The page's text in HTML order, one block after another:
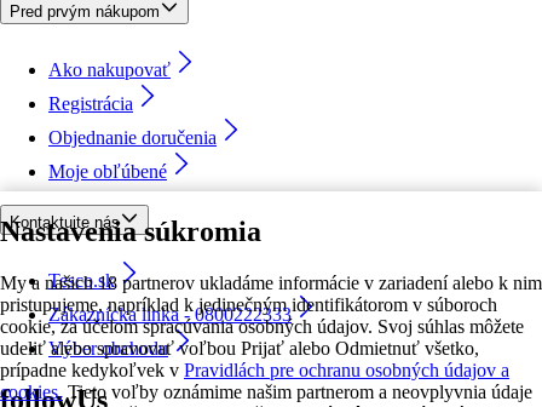
Nastavenia súkromia
My a našich 18 partnerov ukladáme informácie v zariadení alebo k nim
pristupujeme, napríklad k jedinečným identifikátorom v súboroch
cookie, za účelom spracúvania osobných údajov. Svoj súhlas môžete
udeliť alebo spravovať voľbou Prijať alebo Odmietnuť všetko,
prípadne kedykoľvek v Pravidlách pre ochranu osobných údajov a
cookies. Tieto voľby oznámime našim partnerom a neovplyvnia údaje
Pred prvým nákupom
Ako nakupovať
Registrácia
Objednanie doručenia
Moje obľúbené
Kontaktujte nás
Tesco.sk
Zákaznícka linka - 0800222333
Výber obchodu
followUs